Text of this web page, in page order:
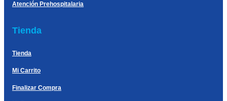
Atención Prehospitalaria
Tienda
Tienda
Mi Carrito
Finalizar Compra